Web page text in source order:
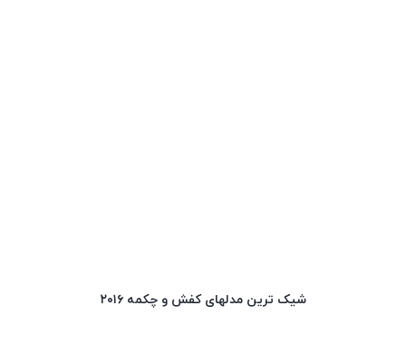
شیک ترین مدلهای کفش و چکمه ۲۰۱۶